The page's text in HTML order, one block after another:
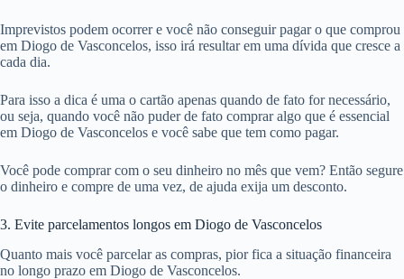
Imprevistos podem ocorrer e você não conseguir pagar o que comprou
em Diogo de Vasconcelos, isso irá resultar em uma dívida que cresce a
cada dia.
Para isso a dica é uma o cartão apenas quando de fato for necessário,
ou seja, quando você não puder de fato comprar algo que é essencial
em Diogo de Vasconcelos e você sabe que tem como pagar.
Você pode comprar com o seu dinheiro no mês que vem? Então segure
o dinheiro e compre de uma vez, de ajuda exija um desconto.
3. Evite parcelamentos longos em Diogo de Vasconcelos
Quanto mais você parcelar as compras, pior fica a situação financeira
no longo prazo em Diogo de Vasconcelos.